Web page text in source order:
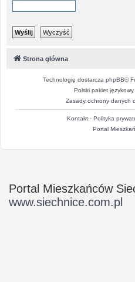
Strona główna
Technologię dostarcza phpBB®
Polski pakiet
Zasady ochrony danych
Kontakt· Polityka
Portal
Portal Mieszkańców
www.siechnice.com.pl